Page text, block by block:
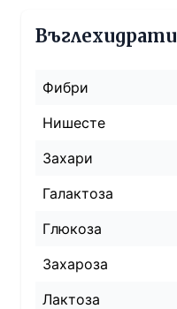
Въглехидрати
Фибри
Нишесте
Захари
Галактоза
Глюкоза
Захароза
Лактоза